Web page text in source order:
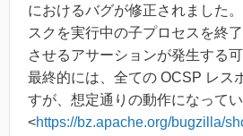
におけるバグが修正されました
スクを実行中の子プロセスを終
させるアサーションが発生する
最終的には、全ての OCSP レス
すが、想定通りの動作になってい
<https://bz.apache.org/bugzilla/